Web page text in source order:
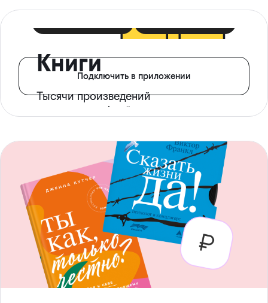
Книги
Тысячи произведений
с доступом офлайн
Подключить в приложении